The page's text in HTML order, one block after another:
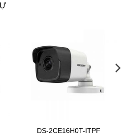
DS-2CE16H0T-ITPF